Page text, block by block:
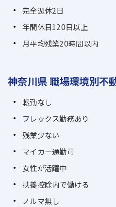
完全週休2日
年間休日120日以上
月平均残業20時間以内
神奈川県 職場環境別不
転勤なし
フレックス勤務あり
残業少ない
マイカー通勤可
女性が活躍中
扶養控除内で働ける
ノルマ無し